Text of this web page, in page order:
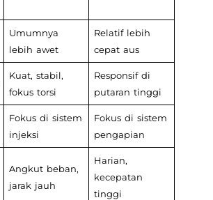
Umumnya
lebih awet
Relatif lebih
cepat aus
Kuat, stabil,
fokus torsi
Responsif di
putaran tinggi
Fokus di sistem
injeksi
Fokus di sistem
pengapian
Angkut beban,
jarak jauh
Harian,
kecepatan
tinggi